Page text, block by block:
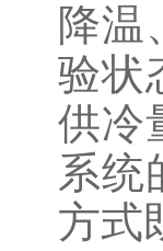
降温
验状
供冷
系统
方式